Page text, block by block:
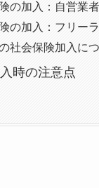
の加入：自営業
の加入：フリー
社会保険加入に
時の注意点